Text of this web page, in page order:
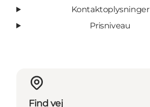
Kontaktoplysninger
Prisniveau
Find vej